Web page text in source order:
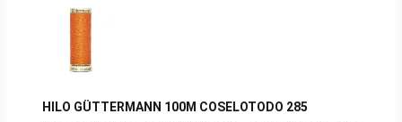
HILO GÜTTERMANN 100M COSELOTODO 285